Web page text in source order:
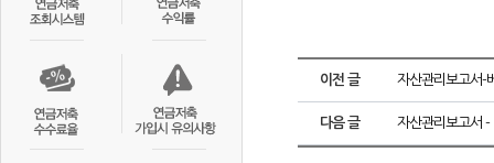
이전 글 자산관리보고서-
다음 글 자산관리보고서